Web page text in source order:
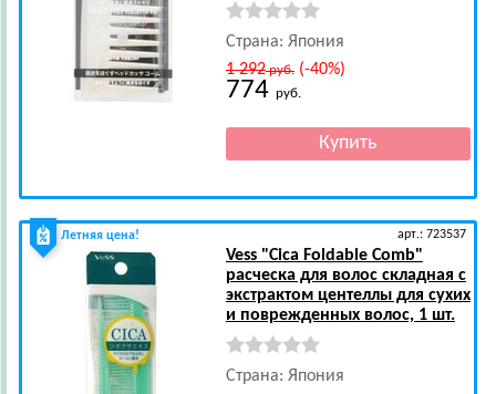
Страна: Япония
1 292руб.(-40%)
774 руб.
Летняя цена! арт.: 723537
Vess"Cica Foldable Comb"
расческа для волос складная с
экстрактом центеллы для сухих
и поврежденных волос, 1 шт.
Страна: Япония